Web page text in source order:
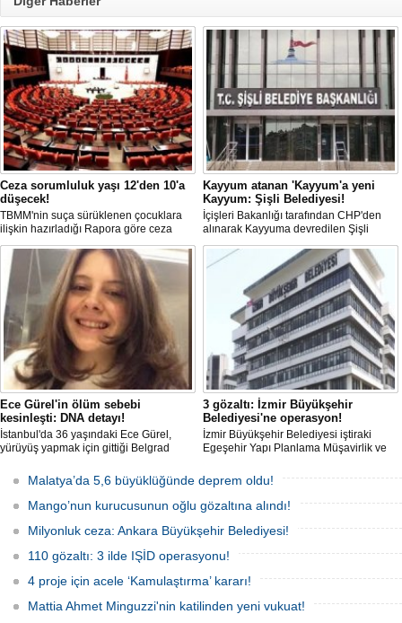
Ceza sorumluluk yaşı 12'den 10'a
düşecek!
TBMM'nin suça sürüklenen çocuklara
ilişkin hazırladığı Rapora göre ceza
sorumluluğu yaşının; 12'den 10'a
düşürülmesi planlanıyor.
Kayyum atanan 'Kayyum'a yeni
Kayyum: Şişli Belediyesi!
İçişleri Bakanlığı tarafından CHP'den
alınarak Kayyuma devredilen Şişli
Belediyesinde bir hafta içinde 2. kez
Kayyum değişti.
Ece Gürel'in ölüm sebebi
kesinleşti: DNA detayı!
İstanbul'da 36 yaşındaki Ece Gürel,
yürüyüş yapmak için gittiği Belgrad
karıştı. 4 gün sonra sağ bulunan ancak
kaldırıldığı hastanede hayatını
kaybeden Ece'nin ölümüyle ilgili
soruşturma tamamlanırken, dikkat
çeken detaylar yer aldı.
3 gözaltı: İzmir Büyükşehir
Belediyesi'ne operasyon!
İzmir Büyükşehir Belediyesi iştiraki
Egeşehir Yapı Planlama Müşavirlik ve
karıştırma' operasyonu düzenlendi. 4
şüpheliden 3'ü; Jandarma ekipleri
tarafınca gözaltına alındı.
Malatya’da 5,6 büyüklüğünde deprem oldu!
Mango’nun kurucusunun oğlu gözaltına alındı!
Milyonluk ceza: Ankara Büyükşehir Belediyesi!
110 gözaltı: 3 ilde IŞİD operasyonu!
4 proje için acele ‘Kamulaştırma’ kararı!
Mattia Ahmet Minguzzi'nin katilinden yeni vukuat!